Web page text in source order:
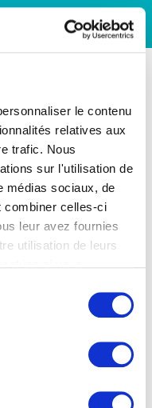
le contenu
relatives aux
trafic. Nous
sur l'utilisation de
médias sociaux, de
combiner celles-ci
leur avez fournies
utilisation de leurs